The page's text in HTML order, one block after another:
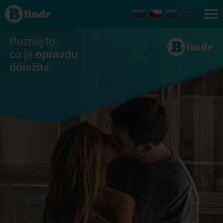
Seznamka
- On
hledá ji
Poznej to,
co je opravdu
důležité.